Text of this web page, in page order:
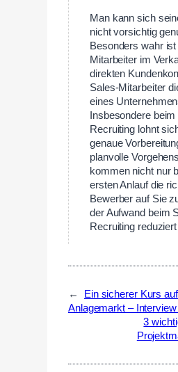
Man kann sich
nicht vorsichtig
Besonders wahr
Mitarbeiter im
direkten
Sales-Mitarbeiter
eines
Insbesondere
Recruiting lohnt
genaue
planvolle
kommen nicht nur
ersten Anlauf die
Bewerber auf Sie
der Aufwand beim
Recruiting
←
Ein sicherer Kurs
Anlagemarkt –
3